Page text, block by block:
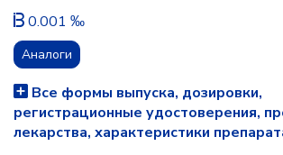
0.001 ‰
Аналоги
Все формы выпуска, дозировки,
регистрационные удостоверения,
лекарства, характеристики